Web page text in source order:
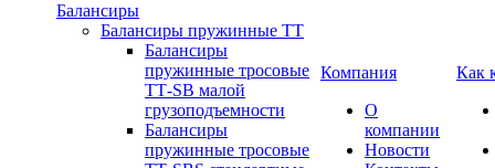
Балансиры
Балансиры пружинные TT
Балансиры
пружинные тросовые
ТТ-SB малой
грузоподъемности
Балансиры
пружинные тросовые
Компания
О
компании
Новости
Как